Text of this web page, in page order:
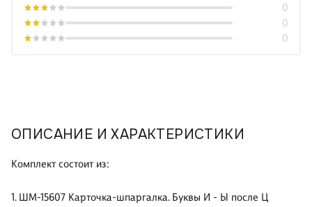
ОПИСАНИЕ И ХАРАКТЕРИСТИКИ
Комплект состоит из:
1. ШМ-15607 Карточка-шпаргалка. Буквы И - Ы после Ц
0
0
0